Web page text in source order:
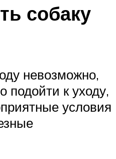
собаку
невозможно,
подойти к уходу,
условия